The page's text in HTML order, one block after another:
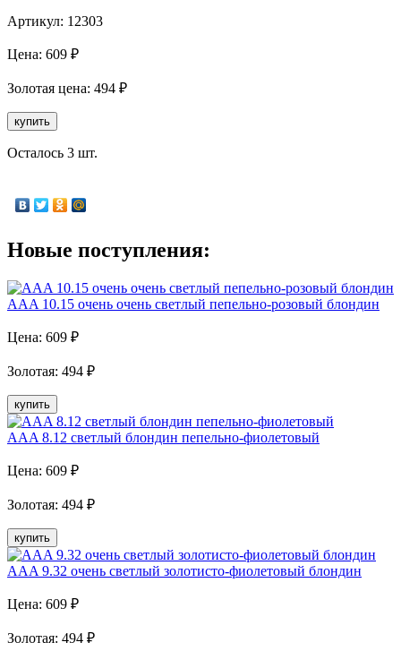
Артикул: 12303
Цена: 609 ₽
Золотая цена: 494 ₽
купить
Осталось 3 шт.
Новые поступления:
AAA 10.15 очень очень светлый пепельно-розовый блондин
Цена: 609 ₽
Золотая: 494 ₽
купить
AAA 8.12 светлый блондин пепельно-фиолетовый
Цена: 609 ₽
Золотая: 494 ₽
купить
AAA 9.32 очень светлый золотисто-фиолетовый блондин
Цена: 609 ₽
Золотая: 494 ₽